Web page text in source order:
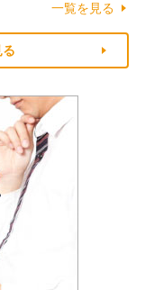
一覧を見る